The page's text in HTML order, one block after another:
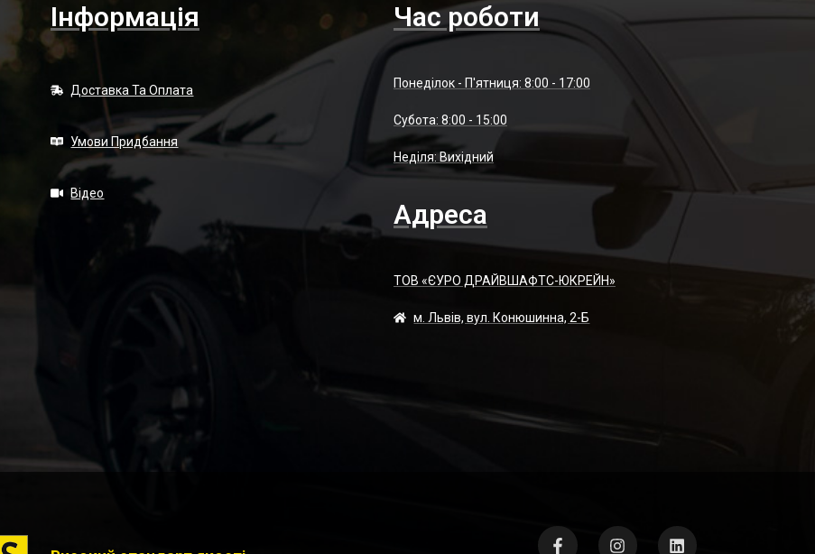
Інформація
Доставка Та Оплата
Умови Придбання
Відео
Час роботи
Понеділок - П'ятниця: 8:00 - 17:00
Суботa: 8:00 - 15:00
Неділя: Вихідний
Адреса
ТОВ «ЄУРО ДРАЙВШАФТC-ЮКРЕЙН»
м. Львів, вул. Конюшинна, 2-Б